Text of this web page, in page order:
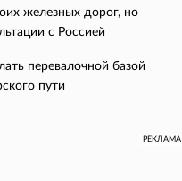
железных дорог, но
с Россией
перевалочной базой
пути
РЕКЛАМА